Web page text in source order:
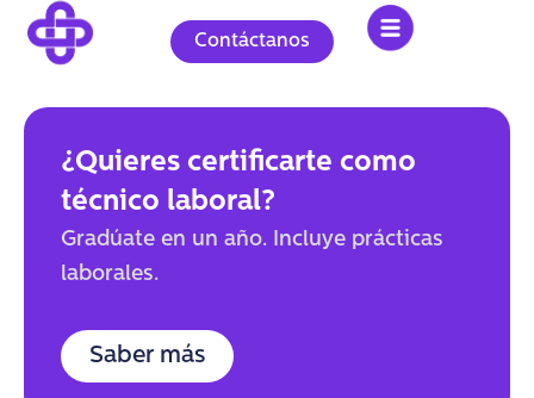
contenido
Contáctanos
¿Quieres certificarte como
técnico laboral?
Gradúate en un año. Incluye prácticas
laborales.
Saber más